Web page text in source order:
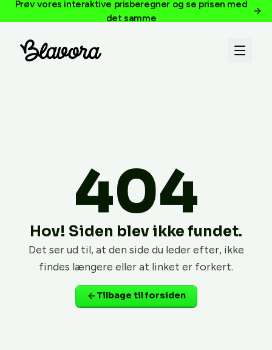
Prøv vores interaktive prisberegner og se prisen med
det samme
404
Hov! Siden blev ikke fundet.
Det ser ud til, at den side du leder efter, ikke
findes længere eller at linket er forkert.
Tilbage til forsiden